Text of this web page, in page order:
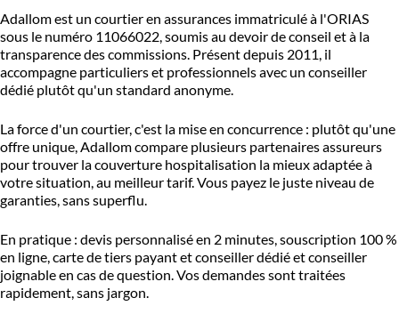
Adallom est un courtier en assurances immatriculé à l'ORIAS
sous le numéro 11066022, soumis au devoir de conseil et à la
transparence des commissions. Présent depuis 2011, il
accompagne particuliers et professionnels avec un conseiller
dédié plutôt qu'un standard anonyme.
La force d'un courtier, c'est la mise en concurrence : plutôt qu'une
offre unique, Adallom compare plusieurs partenaires assureurs
pour trouver la couverture hospitalisation la mieux adaptée à
votre situation, au meilleur tarif. Vous payez le juste niveau de
garanties, sans superflu.
En pratique : devis personnalisé en 2 minutes, souscription 100 %
en ligne, carte de tiers payant et conseiller dédié et conseiller
joignable en cas de question. Vos demandes sont traitées
rapidement, sans jargon.